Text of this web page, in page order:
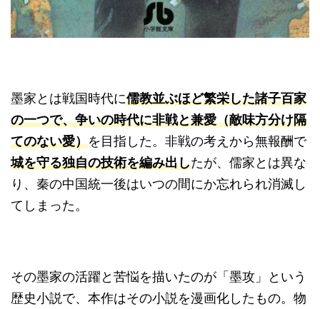
墨家とは戦国時代に儒教並ぶほど繁栄した諸子百家
の一つで、争いの時代に非戦と兼愛（敵味方分け隔
てのない愛）を目指した。非戦の考えから無報酬で
城を守る独自の技術を編み出したが、儒家とは異な
り、秦の中国統一後はいつの間にか忘れられ消滅し
てしまった。
その墨家の活躍と苦悩を描いたのが「墨攻」という
歴史小説で、本作はその小説を漫画化したもの。物